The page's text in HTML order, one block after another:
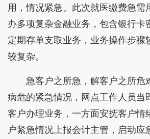
用，情况紧急。此次就医缴费急需
办多项复杂金融业务，包含银行卡
定期存单支取业务，业务操作步骤
较复杂。
急客户之所急，解客户之所危
病危的紧急情况，网点工作人员当
客户办理业务，一方面安抚客户情
户紧急情况上报会计主管，启动应